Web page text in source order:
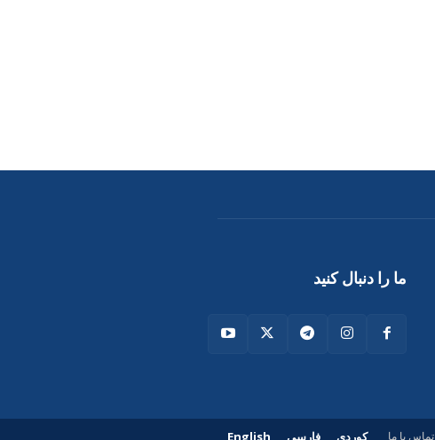
ما را دنبال کنید
تماس با ما English فارسی کوردی